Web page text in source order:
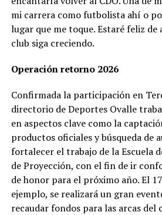
mi carrera como futbolista ahí o
lugar que me toque. Estaré feliz de
club siga creciendo.
Operación retorno 2026
Confirmada la participación en
directorio de Deportes Ovalle
en aspectos clave como la
productos oficiales y búsqueda de
fortalecer el trabajo de la Escuela
de Proyección, con el fin de ir
de honor para el próximo año. El
ejemplo, se realizará un gran
recaudar fondos para las arcas del